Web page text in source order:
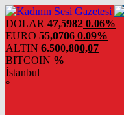
DOLAR 47,5982 0.06%
EURO 55,0706 0.09%
ALTIN 6.500,800,07
BITCOIN %
İstanbul
°